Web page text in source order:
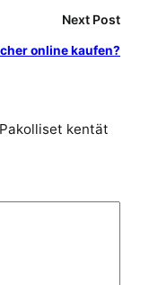
Next Post
online kaufen?
Pakolliset kentät